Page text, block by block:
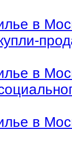
в
в
в